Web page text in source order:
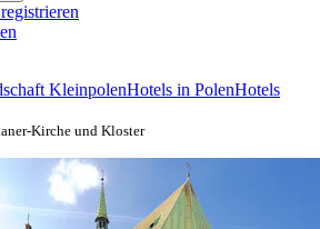
KleinpolenHotels in PolenHotels
Kirche und Kloster